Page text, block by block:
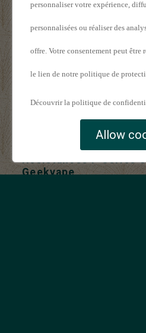
Rupture
Résistances P Séries
Geekvape
personnaliser votre expérience,
personnalisées ou réaliser des
offre. Votre consentement peut être
le lien de notre politique de
Découvrir la politique de
Allow